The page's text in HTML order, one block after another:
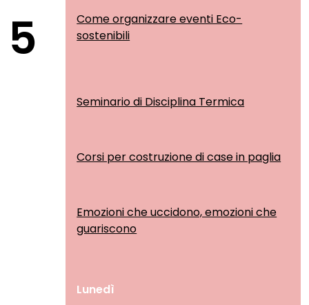
5
Come organizzare eventi Eco-
sostenibili
Seminario di Disciplina Termica
Corsi per costruzione di case in paglia
Emozioni che uccidono, emozioni che
guariscono
Lunedì